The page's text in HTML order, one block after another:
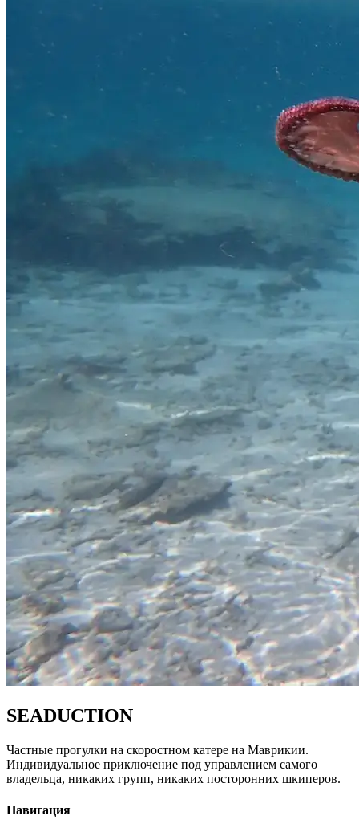
SEADUCTION
Частные прогулки на скоростном катере на Маврикии.
Индивидуальное приключение под управлением самого
владельца, никаких групп, никаких посторонних шкиперов.
Навигация